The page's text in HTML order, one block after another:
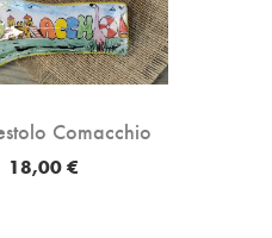
Comacchio
18,00 €